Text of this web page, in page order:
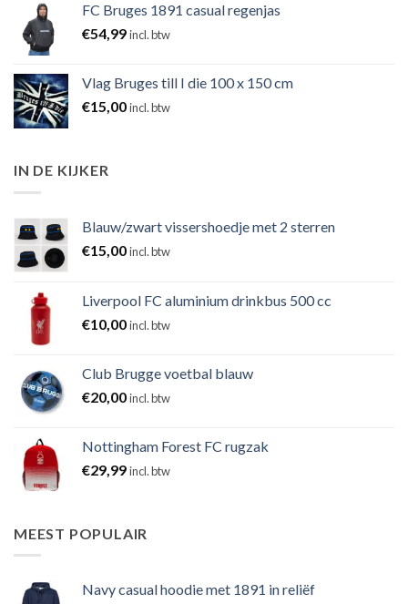
FC Bruges 1891 casual regenjas
€54,99incl. btw
Vlag Bruges till I die 100 x 150 cm
€15,00incl. btw
IN DE KIJKER
Blauw/zwart vissershoedje met 2 sterren
€15,00incl. btw
Liverpool FC aluminium drinkbus 500 cc
€10,00incl. btw
Club Brugge voetbal blauw
€20,00incl. btw
Nottingham Forest FC rugzak
€29,99incl. btw
MEEST POPULAIR
Navy casual hoodie met 1891 in reliëf